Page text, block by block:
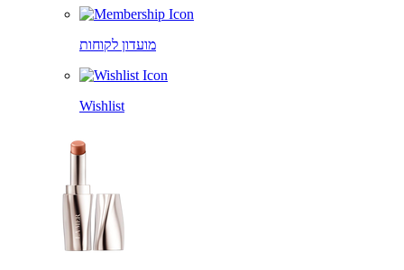
מועדון לקוחות
Wishlist